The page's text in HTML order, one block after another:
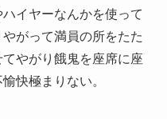
イヤーなんかを使って
がって満員の所をたた
やがり餓鬼を座席に座
快極まりない。